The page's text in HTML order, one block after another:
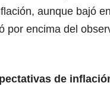
aunque bajó
por encima del
de